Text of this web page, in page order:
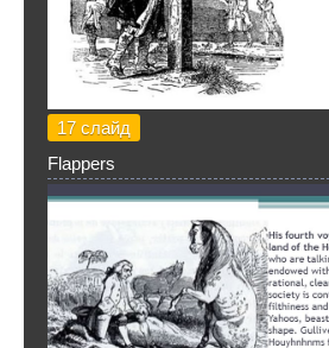
17 слайд
Flappers